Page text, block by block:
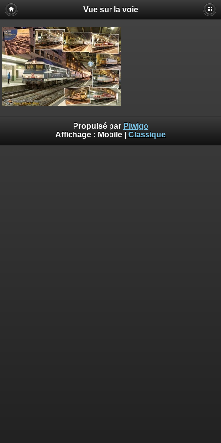
Vue sur la voie
Propulsé par Piwigo
Affichage : Mobile Classique